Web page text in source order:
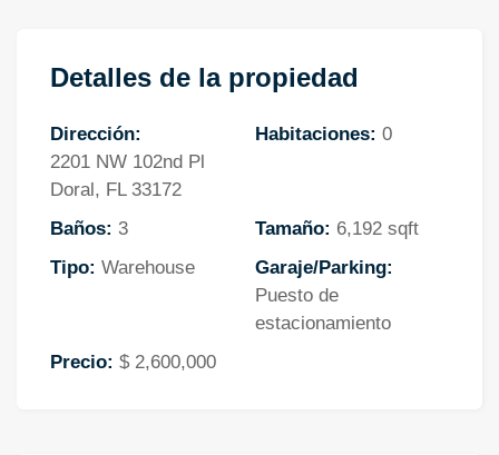
Detalles de la propiedad
Dirección:
2201 NW 102nd Pl
Doral, FL 33172
Habitaciones: 0
Baños: 3 Tamaño: 6,192 sqft
Tipo: Warehouse
Garaje/Parking:
Puesto de
estacionamiento
Precio: $ 2,600,000